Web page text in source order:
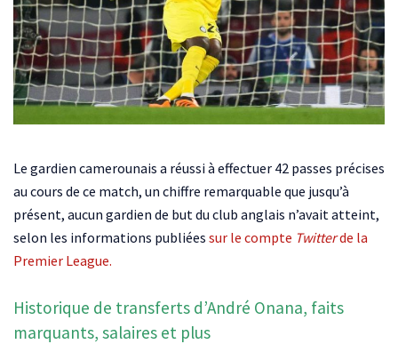
Le gardien camerounais a réussi à effectuer 42 passes précises
au cours de ce match, un chiffre remarquable que jusqu’à
présent, aucun gardien de but du club anglais n’avait atteint,
selon les informations publiées sur le compte Twitterde la
Premier League.
Historique de transferts d’André Onana, faits
marquants, salaires et plus